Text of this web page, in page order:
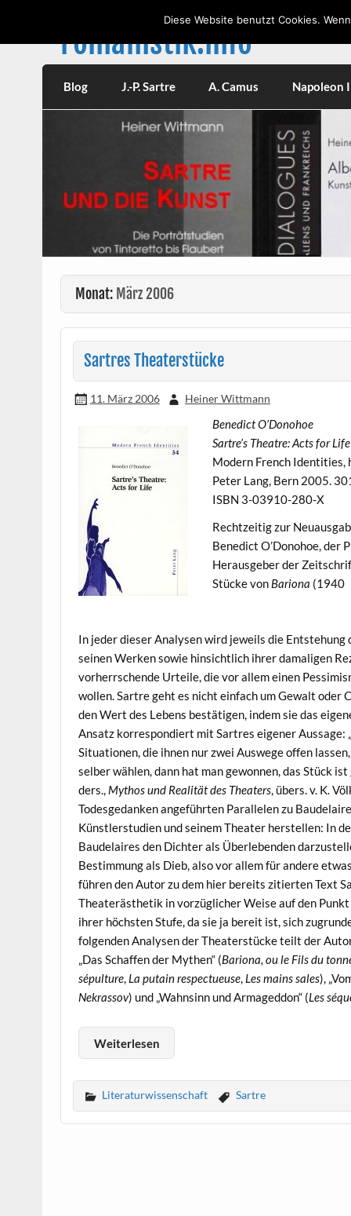
romanistik.info
Blog J.-P. Sartre A. Camus Napoleon
Monat: März 2006
Sartres Theaterstücke
11. März 2006 Heiner Wittmann
Benedict O’Donohoe
Sartre’s Theatre: Acts for Life
Modern French Identities,
Peter Lang, Bern 2005.
ISBN 3-03910-280-X
Rechtzeitig zur
Benedict O’Donohoe, der
Herausgeber der
Stücke von Bariona (1940
In jeder dieser Analysen wird jeweils die
seinen Werken sowie hinsichtlich ihrer damaligen
vorherrschende Urteile, die vor allem einen
wollen. Sartre geht es nicht einfach um Gewalt oder
den Wert des Lebens bestätigen, indem sie das
Ansatz korrespondiert mit Sartres eigener
Situationen, die ihnen nur zwei Auswege offen
selber wählen, dann hat man gewonnen, das Stück
ders., Mythos und Realität des Theaters, übers. v. K.
Todesgedanken angeführten Parallelen zu
Künstlerstudien und seinem Theater herstellen: In
Baudelaires den Dichter als Überlebenden
Bestimmung als Dieb, also vor allem für andere
führen den Autor zu dem hier bereits zitierten Text
Theaterästhetik in vorzüglicher Weise auf den
ihrer höchsten Stufe, da sie ja bereit ist, sich
folgenden Analysen der Theaterstücke teilt der
„Das Schaffen der Mythen“ (Bariona, ou le Fils du
sépulture, La putain respectueuse, Les mains sales),
Nekrassov) und „Wahnsinn und Armageddon“ (Les
Weiterlesen
Literaturwissenschaft Sartre
Diese Website benutzt Cookies.